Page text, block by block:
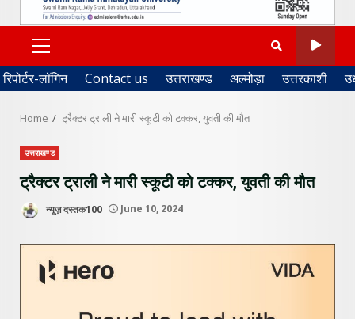
PRIMARY
MENU
रिपोर्टर-लॉगिन Contact us उत्तराखण्ड अल्मोड़ा उत्तरकाशी
Home ट्रैक्टर ट्राली ने मारी स्कूटी को टक्कर, युवती की मौत
उत्तराखण्ड
ट्रैक्टर ट्राली ने मारी स्कूटी को टक्कर, युवती की मौत
न्यूज़ दस्तक100 June 10, 2024